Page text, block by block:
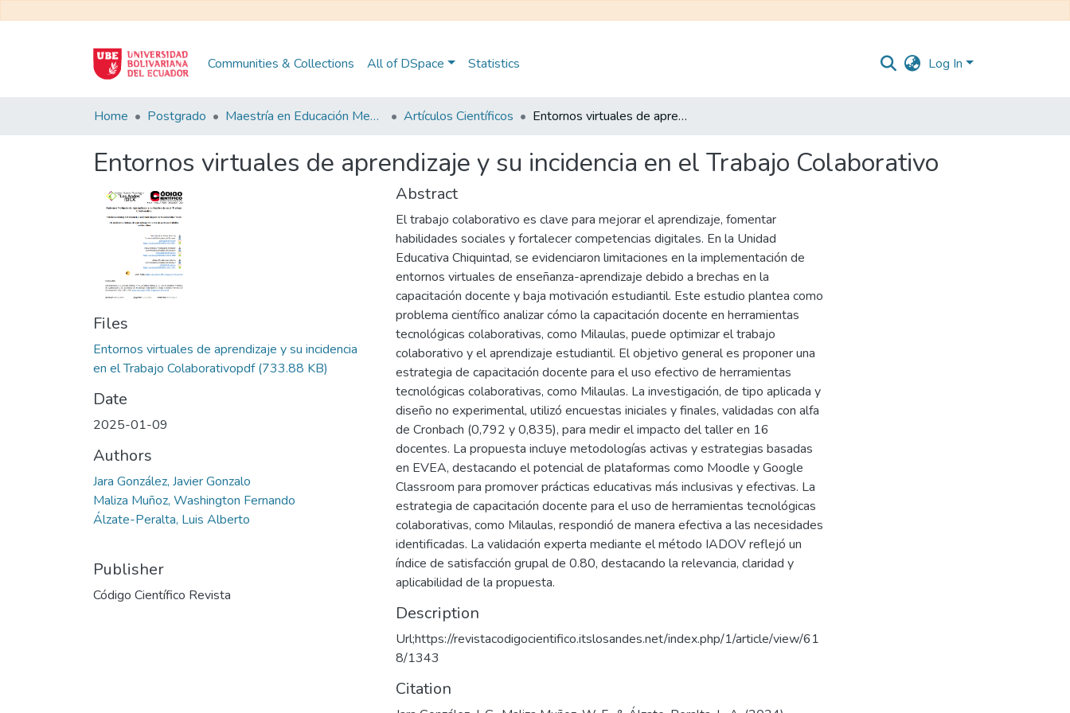
Communities & Collections All of DSpace Statistics Log In
Home Postgrado Maestría en Educación Mención en Pedagogía en Entornos Digitales Artículos Científicos Entornos virtuales de aprendizaje y su incidencia en el Trabajo Colaborativo
Entornos virtuales de aprendizaje y su incidencia en el Trabajo Colaborativo
Files
Entornos virtuales de aprendizaje y su incidencia
en el Trabajo Colaborativopdf(733.88 KB)
Date
2025-01-09
Authors
Jara González, Javier Gonzalo
Maliza Muñoz, Washington Fernando
Álzate-Peralta, Luis Alberto
Publisher
Código Científico Revista
Abstract
El trabajo colaborativo es clave para mejorar el aprendizaje, fomentar
habilidades sociales y fortalecer competencias digitales. En la Unidad
Educativa Chiquintad, se evidenciaron limitaciones en la implementación de
entornos virtuales de enseñanza-aprendizaje debido a brechas en la
capacitación docente y baja motivación estudiantil. Este estudio plantea como
problema científico analizar cómo la capacitación docente en herramientas
tecnológicas colaborativas, como Milaulas, puede optimizar el trabajo
colaborativo y el aprendizaje estudiantil. El objetivo general es proponer una
estrategia de capacitación docente para el uso efectivo de herramientas
tecnológicas colaborativas, como Milaulas. La investigación, de tipo aplicada y
diseño no experimental, utilizó encuestas iniciales y finales, validadas con alfa
de Cronbach (0,792 y 0,835), para medir el impacto del taller en 16
docentes. La propuesta incluye metodologías activas y estrategias basadas
en EVEA, destacando el potencial de plataformas como Moodle y Google
Classroom para promover prácticas educativas más inclusivas y efectivas. La
estrategia de capacitación docente para el uso de herramientas tecnológicas
colaborativas, como Milaulas, respondió de manera efectiva a las necesidades
identificadas. La validación experta mediante el método IADOV reflejó un
índice de satisfacción grupal de 0.80, destacando la relevancia, claridad y
aplicabilidad de la propuesta.
Description
Url;https://revistacodigocientifico.itslosandes.net/index.php/1/article/view/61
8/1343
Citation